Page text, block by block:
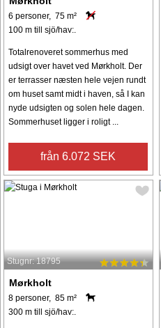
6 personer, 75 m²
100 m till sjö/hav:.
Totalrenoveret sommerhus med
udsigt over havet ved Mørkholt. Der
er terrasser næsten hele vejen rundt
om huset samt midt i haven, så I kan
nyde udsigten og solen hele dagen.
Sommerhuset ligger i roligt ...
från 6.072 SEK
Stugnr: 18795
Mørkholt
8 personer, 85 m²
300 m till sjö/hav:.